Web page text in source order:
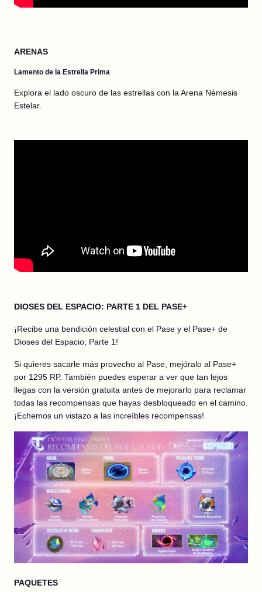
ARENAS
Lamento de la Estrella Prima
Explora el lado oscuro de las estrellas con la Arena Némesis
Estelar.
DIOSES DEL ESPACIO: PARTE 1 DEL PASE+
¡Recibe una bendición celestial con el Pase y el Pase+ de
Dioses del Espacio, Parte 1!
Si quieres sacarle más provecho al Pase, mejóralo al Pase+
por 1295 RP. También puedes esperar a ver que tan lejos
llegas con la versión gratuita antes de mejorarlo para reclamar
todas las recompensas que hayas desbloqueado en el camino.
¡Echemos un vistazo a las increíbles recompensas!
PAQUETES